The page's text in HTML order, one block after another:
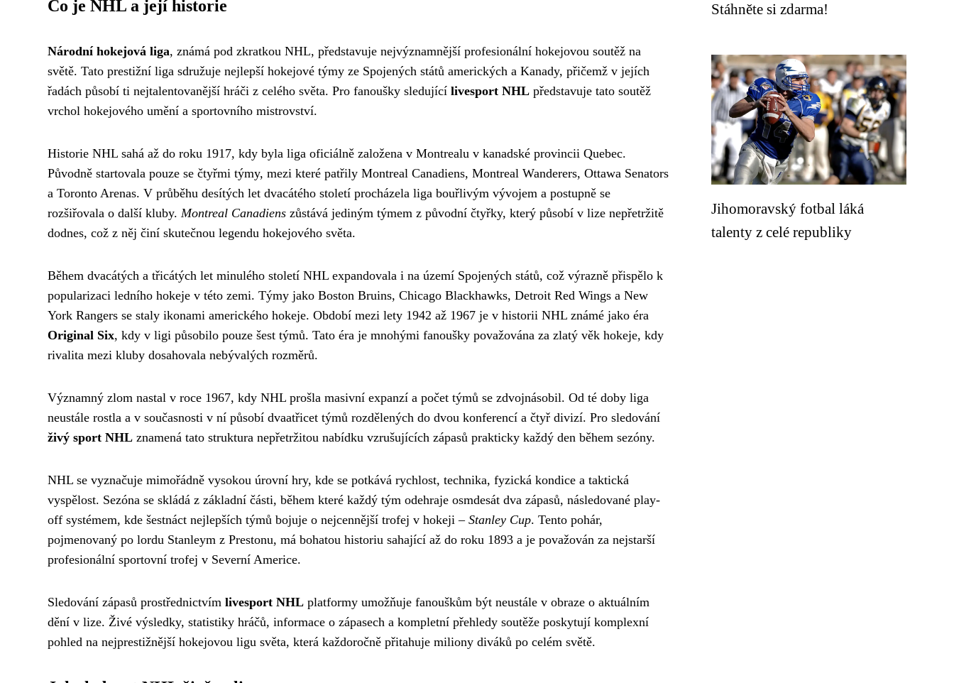
Co je NHL a její historie
Národní hokejová liga, známá pod zkratkou NHL, představuje nejvýznamnější profesionální hokejovou soutěž na
světě. Tato prestižní liga sdružuje nejlepší hokejové týmy ze Spojených států amerických a Kanady, přičemž v jejích
řadách působí ti nejtalentovanější hráči z celého světa. Pro fanoušky sledující livesport NHL představuje tato soutěž
vrchol hokejového umění a sportovního mistrovství.
Historie NHL sahá až do roku 1917, kdy byla liga oficiálně založena v Montrealu v kanadské provincii Quebec.
Původně startovala pouze se čtyřmi týmy, mezi které patřily Montreal Canadiens, Montreal Wanderers, Ottawa Senators
a Toronto Arenas. V průběhu desítých let dvacátého století procházela liga bouřlivým vývojem a postupně se
rozšiřovala o další kluby. Montreal Canadiens zůstává jediným týmem z původní čtyřky, který působí v lize nepřetržitě
dodnes, což z něj činí skutečnou legendu hokejového světa.
Během dvacátých a třicátých let minulého století NHL expandovala i na území Spojených států, což výrazně přispělo k
popularizaci ledního hokeje v této zemi. Týmy jako Boston Bruins, Chicago Blackhawks, Detroit Red Wings a New
York Rangers se staly ikonami amerického hokeje. Období mezi lety 1942 až 1967 je v historii NHL známé jako éra
Original Six, kdy v ligi působilo pouze šest týmů. Tato éra je mnohými fanoušky považována za zlatý věk hokeje, kdy
rivalita mezi kluby dosahovala nebývalých rozměrů.
Významný zlom nastal v roce 1967, kdy NHL prošla masivní expanzí a počet týmů se zdvojnásobil. Od té doby liga
neustále rostla a v současnosti v ní působí dvaatřicet týmů rozdělených do dvou konferencí a čtyř divizí. Pro sledování
živý sport NHL znamená tato struktura nepřetržitou nabídku vzrušujících zápasů prakticky každý den během sezóny.
NHL se vyznačuje mimořádně vysokou úrovní hry, kde se potkává rychlost, technika, fyzická kondice a taktická
vyspělost. Sezóna se skládá z základní části, během které každý tým odehraje osmdesát dva zápasů, následované play-
off systémem, kde šestnáct nejlepších týmů bojuje o nejcennější trofej v hokeji – Stanley Cup. Tento pohár,
pojmenovaný po lordu Stanleym z Prestonu, má bohatou historiu sahající až do roku 1893 a je považován za nejstarší
profesionální sportovní trofej v Severní Americe.
Sledování zápasů prostřednictvím livesport NHL platformy umožňuje fanouškům být neustále v obraze o aktuálním
dění v lize. Živé výsledky, statistiky hráčů, informace o zápasech a kompletní přehledy soutěže poskytují komplexní
pohled na nejprestižnější hokejovou ligu světa, která každoročně přitahuje miliony diváků po celém světě.
Stáhněte si zdarma!
Jihomoravský fotbal láká
talenty z celé republiky